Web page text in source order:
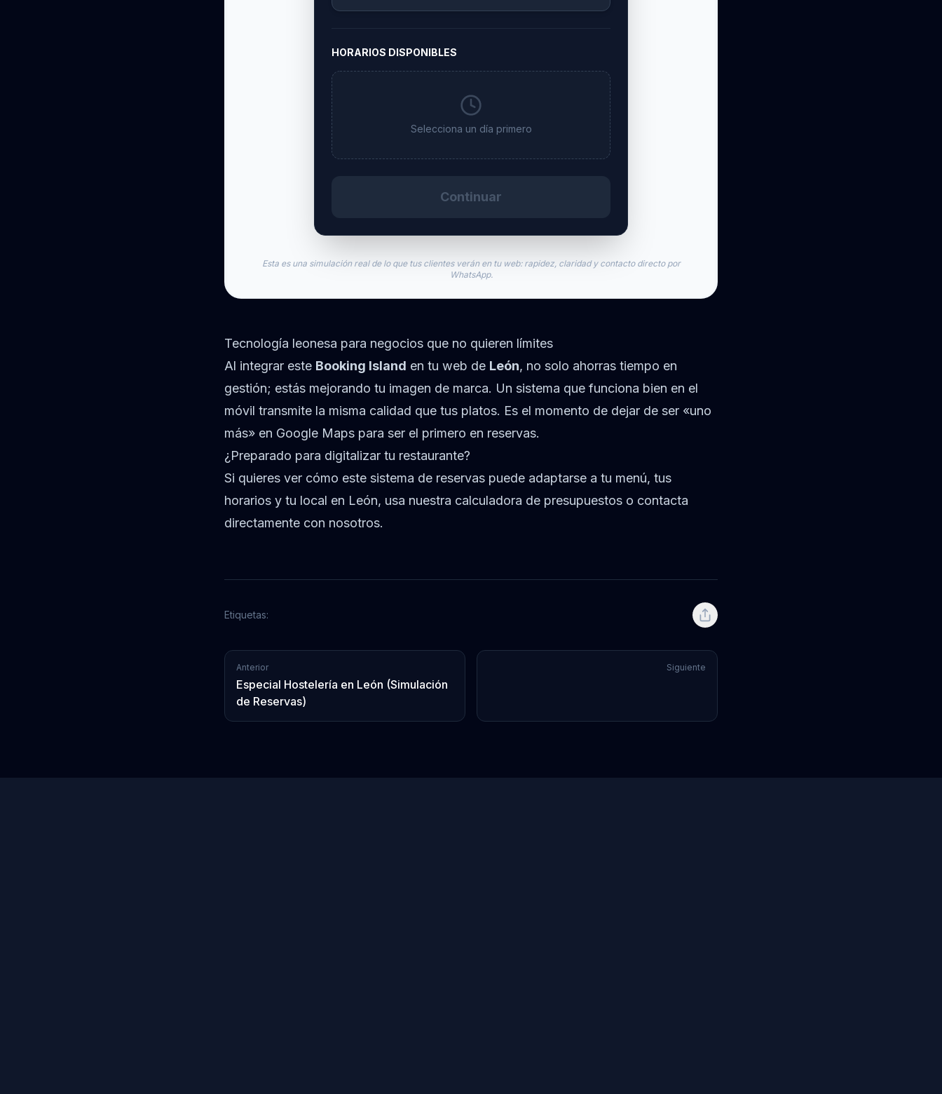
HORARIOS DISPONIBLES
Selecciona un día primero
Continuar
Esta es una simulación real de lo que tus clientes verán en tu web: rapidez, claridad y contacto directo por
WhatsApp.
Tecnología leonesa para negocios que no quieren límites
Al integrar este Booking Island en tu web de León, no solo ahorras tiempo en
gestión; estás mejorando tu imagen de marca. Un sistema que funciona bien en el
móvil transmite la misma calidad que tus platos. Es el momento de dejar de ser «uno
más» en Google Maps para ser el primero en reservas.
¿Preparado para digitalizar tu restaurante?
Si quieres ver cómo este sistema de reservas puede adaptarse a tu menú, tus
horarios y tu local en León, usa nuestra calculadora de presupuestos o contacta
directamente con nosotros.
Etiquetas:
Anterior
Especial Hostelería en León (Simulación
de Reservas)
Siguiente